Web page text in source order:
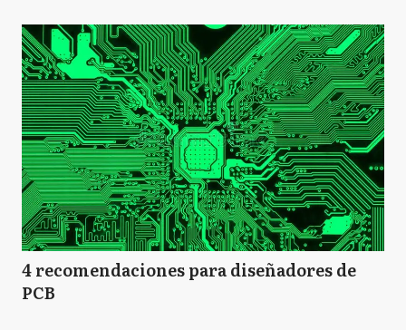
4 recomendaciones para diseñadores de
PCB